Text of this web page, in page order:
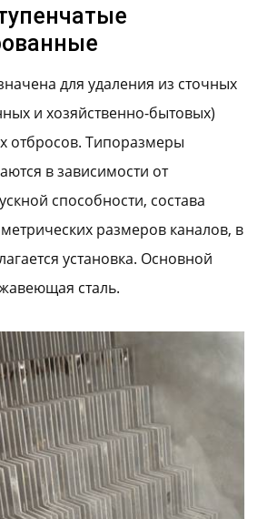
для удаления из сточных
и хозяйственно-бытовых)
отбросов. Типоразмеры
в зависимости от
способности, состава
размеров каналов, в
установка. Основной
сталь.